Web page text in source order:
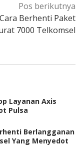
Pos berikutnya
Cara Berhenti Paket
7000 Telkomsel
Layanan Axis
Pulsa
Berlangganan
Yang Menyedot